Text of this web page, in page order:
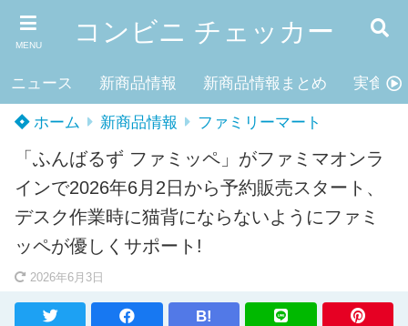
MENU コンビニ チェッカー
ニュース 新商品情報 新商品情報まとめ 実食レ
ホーム 新商品情報 ファミリーマート
「ふんばるず ファミッペ」がファミマオンラ
インで2026年6月2日から予約販売スタート、
デスク作業時に猫背にならないようにファミ
ッペが優しくサポート!
2026年6月3日
B!